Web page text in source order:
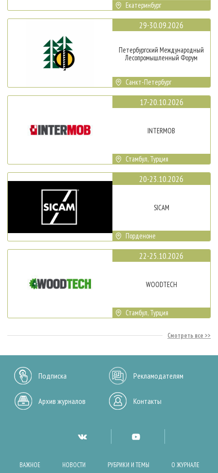
Екатеринбург
29-30.09.2026
Петербургский Международный
Лесопромышленный Форум
Санкт-Петербург
17-20.10.2026
INTERMOB
Стамбул, Турция
20-23.10.2026
SICAM
Порденоне
22-25.10.2026
WOODTECH
Стамбул, Турция
Смотреть все
Подписка Рекламодателям
Архив журналов Контакты
ВАЖНОЕ НОВОСТИ РУБРИКИ И ТЕМЫ О ЖУРНАЛЕ